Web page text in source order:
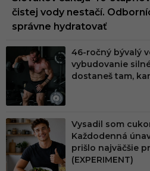
čistej vody nestačí.
správne hydratovať
46-ročný bývalý
vybudovanie
dostaneš tam,
Vysadil som
Každodenná
prišlo najväčšie
(EXPERIMENT)